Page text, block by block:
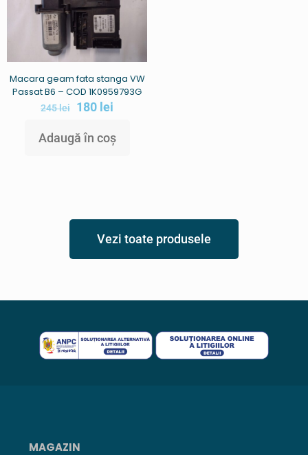
Macara geam fata stanga VW
Passat B6 – COD 1K0959793G
245lei 180 lei
Adaugă în coș
Vezi toate produsele
MAGAZIN